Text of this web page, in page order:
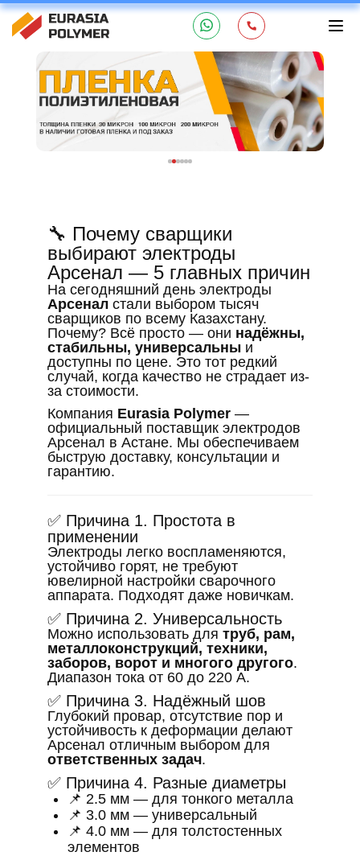
🔧 Почему сварщики
выбирают электроды
Арсенал — 5 главных причин
На сегодняшний день электроды
Арсенал стали выбором тысяч
сварщиков по всему Казахстану.
Почему? Всё просто — они надёжны,
стабильны, универсальны и
доступны по цене. Это тот редкий
случай, когда качество не страдает из-
за стоимости.
Компания Eurasia Polymer —
официальный поставщик электродов
Арсенал в Астане. Мы обеспечиваем
быструю доставку, консультации и
гарантию.
✅ Причина 1. Простота в
применении
Электроды легко воспламеняются,
устойчиво горят, не требуют
ювелирной настройки сварочного
аппарата. Подходят даже новичкам.
✅ Причина 2. Универсальность
Можно использовать для труб, рам,
металлоконструкций, техники,
заборов, ворот и многого другого.
Диапазон тока от 60 до 220 А.
✅ Причина 3. Надёжный шов
Глубокий провар, отсутствие пор и
устойчивость к деформации делают
Арсенал отличным выбором для
ответственных задач.
✅ Причина 4. Разные диаметры
📌 2.5 мм — для тонкого металла
📌 3.0 мм — универсальный
📌 4.0 мм — для толстостенных
элементов